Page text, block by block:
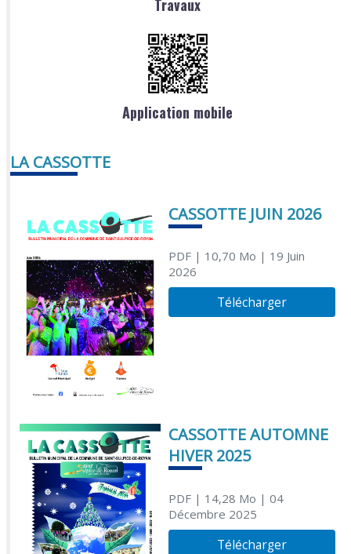
Travaux
Application mobile
LA CASSOTTE
CASSOTTE JUIN 2026
PDF| 10,70 Mo | 19 Juin
2026
Télécharger
CASSOTTE AUTOMNE
HIVER 2025
PDF| 14,28 Mo | 04
Décembre 2025
Télécharger